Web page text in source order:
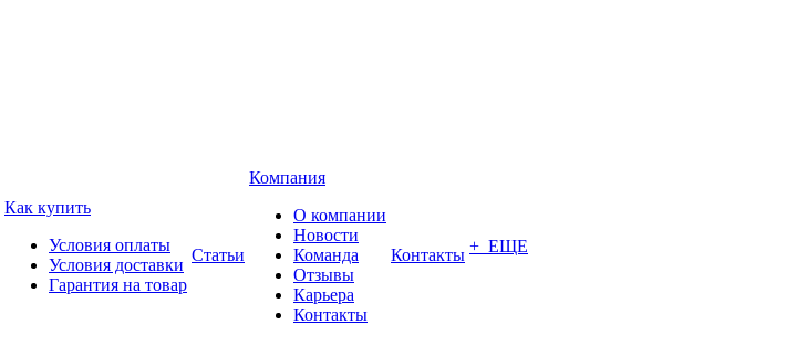
Как купить
Условия оплаты
Условия доставки
Гарантия на товар
Статьи
Компания
О компании
Новости
Команда
Отзывы
Карьера
Контакты
Контакты + ЕЩЕ